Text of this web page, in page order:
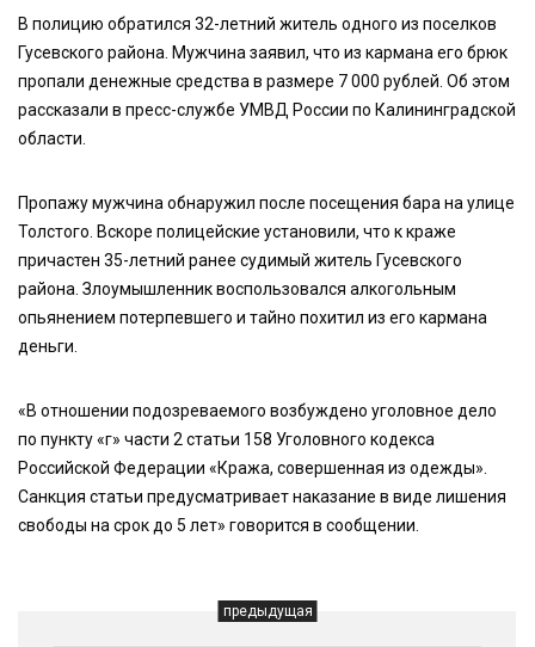
В полицию обратился 32-летний житель одного из поселков
Гусевского района. Мужчина заявил, что из кармана его брюк
пропали денежные средства в размере 7 000 рублей. Об этом
рассказали в пресс-службе УМВД России по Калининградской
области.
Пропажу мужчина обнаружил после посещения бара на улице
Толстого. Вскоре полицейские установили, что к краже
причастен 35-летний ранее судимый житель Гусевского
района. Злоумышленник воспользовался алкогольным
опьянением потерпевшего и тайно похитил из его кармана
деньги.
«В отношении подозреваемого возбуждено уголовное дело
по пункту «г» части 2 статьи 158 Уголовного кодекса
Российской Федерации «Кража, совершенная из одежды».
Санкция статьи предусматривает наказание в виде лишения
свободы на срок до 5 лет» говорится в сообщении.
предыдущая